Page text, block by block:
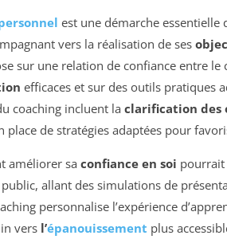
est une démarche
vers la réalisation de ses
sur une relation de confiance entre le
efficaces et sur des outils pratiques
coaching incluent la clarification des
de stratégies adaptées pour
améliorer sa confiance en soi pourrait
allant des simulations de
personnalise l’expérience
vers l’épanouissement plus